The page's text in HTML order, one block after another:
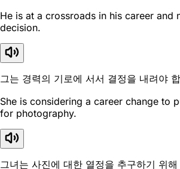
He is at a crossroads in his career and
decision.
그는 경력의 기로에 서서 결정을 내려야
She is considering a career change to
for photography.
그녀는 사진에 대한 열정을 추구하기 위